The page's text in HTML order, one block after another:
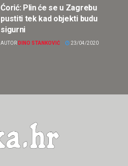
Ćorić: Plin će se u Zagrebu
pustiti tek kad objekti budu
sigurni
AUTOR DINO STANKOVIĆ 23/04/2020